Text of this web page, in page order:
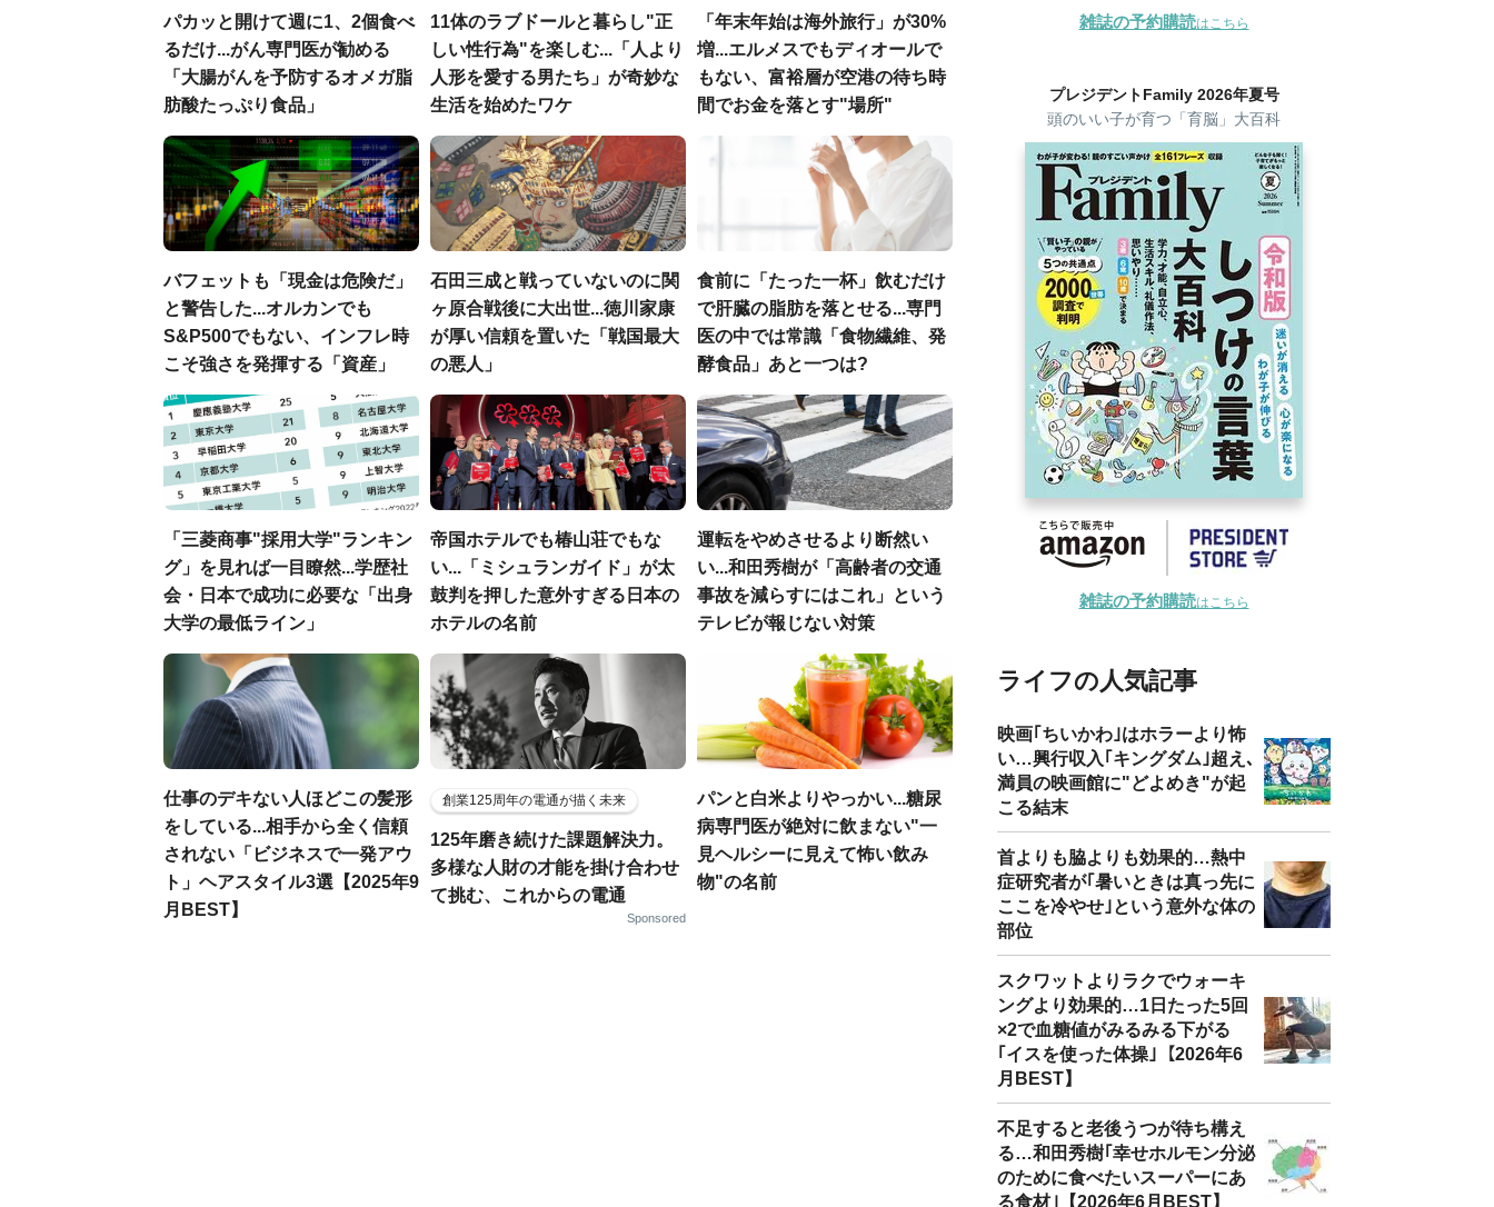
パカッと開けて週に1、2個食べ
るだけ...がん専門医が勧める
「大腸がんを予防するオメガ脂
肪酸たっぷり食品」
11体のラブドールと暮らし"正
しい性行為"を楽しむ...「人より
人形を愛する男たち」が奇妙な
生活を始めたワケ
「年末年始は海外旅行」が30%
増...エルメスでもディオールで
もない、富裕層が空港の待ち時
間でお金を落とす"場所"
バフェットも「現金は危険だ」
と警告した...オルカンでも
S&P500でもない、インフレ時
こそ強さを発揮する「資産」
石田三成と戦っていないのに関
ヶ原合戦後に大出世...徳川家康
が厚い信頼を置いた「戦国最大
の悪人」
食前に「たった一杯」飲むだけ
で肝臓の脂肪を落とせる...専門
医の中では常識「食物繊維、発
酵食品」あと一つは?
「三菱商事"採用大学"ランキン
グ」を見れば一目瞭然...学歴社
会・日本で成功に必要な「出身
大学の最低ライン」
帝国ホテルでも椿山荘でもな
い...「ミシュランガイド」が太
鼓判を押した意外すぎる日本の
ホテルの名前
運転をやめさせるより断然い
い...和田秀樹が「高齢者の交通
事故を減らすにはこれ」という
テレビが報じない対策
仕事のデキない人ほどこの髪形
をしている...相手から全く信頼
されない「ビジネスで一発アウ
ト」ヘアスタイル3選【2025年9
月BEST】
創業125周年の電通が描く未来
125年磨き続けた課題解決力。
多様な人財の才能を掛け合わせ
て挑む、これからの電通
Sponsored
パンと白米よりやっかい...糖尿
病専門医が絶対に飲まない"一
見ヘルシーに見えて怖い飲み
物"の名前
雑誌の予約購読はこちら
プレジデントFamily 2026年夏号
頭のいい子が育つ「育脳」大百科
雑誌の予約購読はこちら
ライフの人気記事
映画｢ちいかわ｣はホラーより怖
い…興行収入｢キングダム｣超え､
満員の映画館に"どよめき"が起
こる結末
首よりも脇よりも効果的…熱中
症研究者が｢暑いときは真っ先に
ここを冷やせ｣という意外な体の
部位
スクワットよりラクでウォーキ
ングより効果的…1日たった5回
×2で血糖値がみるみる下がる
｢イスを使った体操｣【2026年6
月BEST】
不足すると老後うつが待ち構え
る…和田秀樹｢幸せホルモン分泌
のために食べたいスーパーにあ
る食材｣【2026年6月BEST】